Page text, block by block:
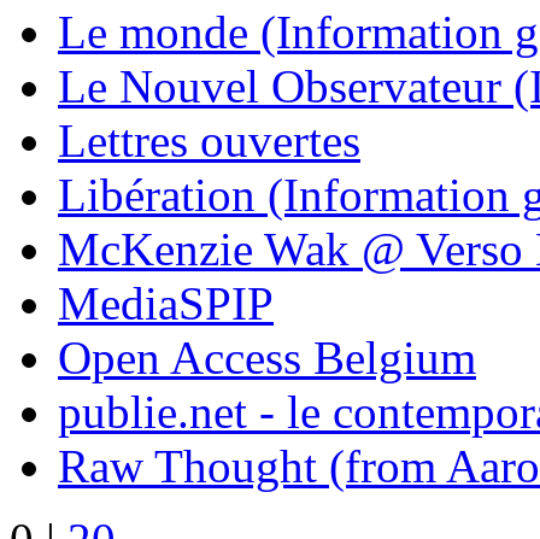
Le monde (Information
Le Nouvel Observateur
Lettres ouvertes
Libération (Information
McKenzie Wak @ Verso
MediaSPIP
Open Access Belgium
publie.net - le
Raw Thought (from